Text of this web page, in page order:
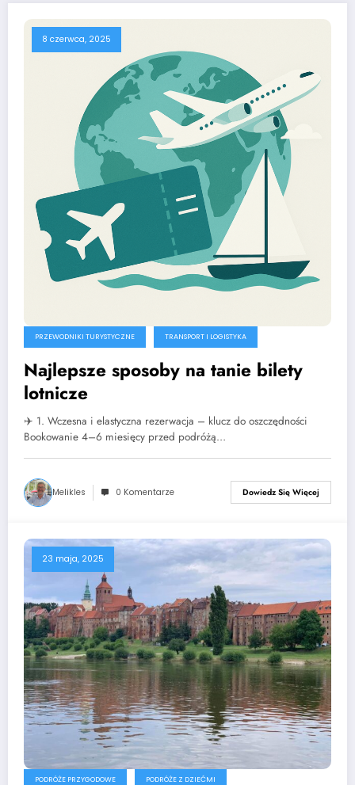
8 czerwca, 2025
PRZEWODNIKI TURYSTYCZNE TRANSPORT I LOGISTYKA
Najlepsze sposoby na tanie bilety
lotnicze
✈️ 1. Wczesna i elastyczna rezerwacja – klucz do oszczędności
Bookowanie 4–6 miesięcy przed podróżą…
Melikles 0 Komentarze Dowiedz Się Więcej
23 maja, 2025
PODRÓŻE PRZYGODOWE PODRÓŻE Z DZIEĆMI